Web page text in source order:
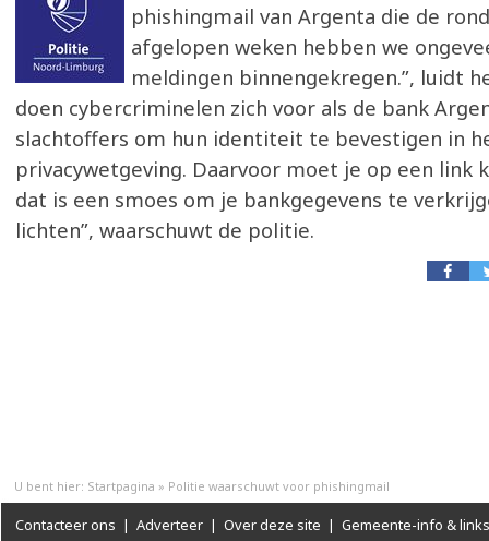
phishingmail van Argenta die de
afgelopen weken hebben we
meldingen binnengekregen.”, luidt
doen cybercriminelen zich voor als de bank
slachtoffers om hun identiteit te bevestigen in
privacywetgeving. Daarvoor moet je op een link
dat is een smoes om je bankgegevens te
lichten”, waarschuwt de politie.
U bent hier: Startpagina » Politie waarschuwt voor phishingmail
Contacteer ons | Adverteer | Over deze site | Gemeente-info & links